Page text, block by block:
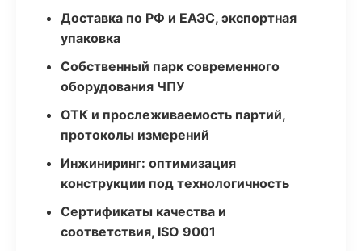
Доставка по РФ и ЕАЭС, экспортная
упаковка
Собственный парк современного
оборудования ЧПУ
ОТК и прослеживаемость партий,
протоколы измерений
Инжиниринг: оптимизация
конструкции под технологичность
Сертификаты качества и
соответствия, ISO 9001